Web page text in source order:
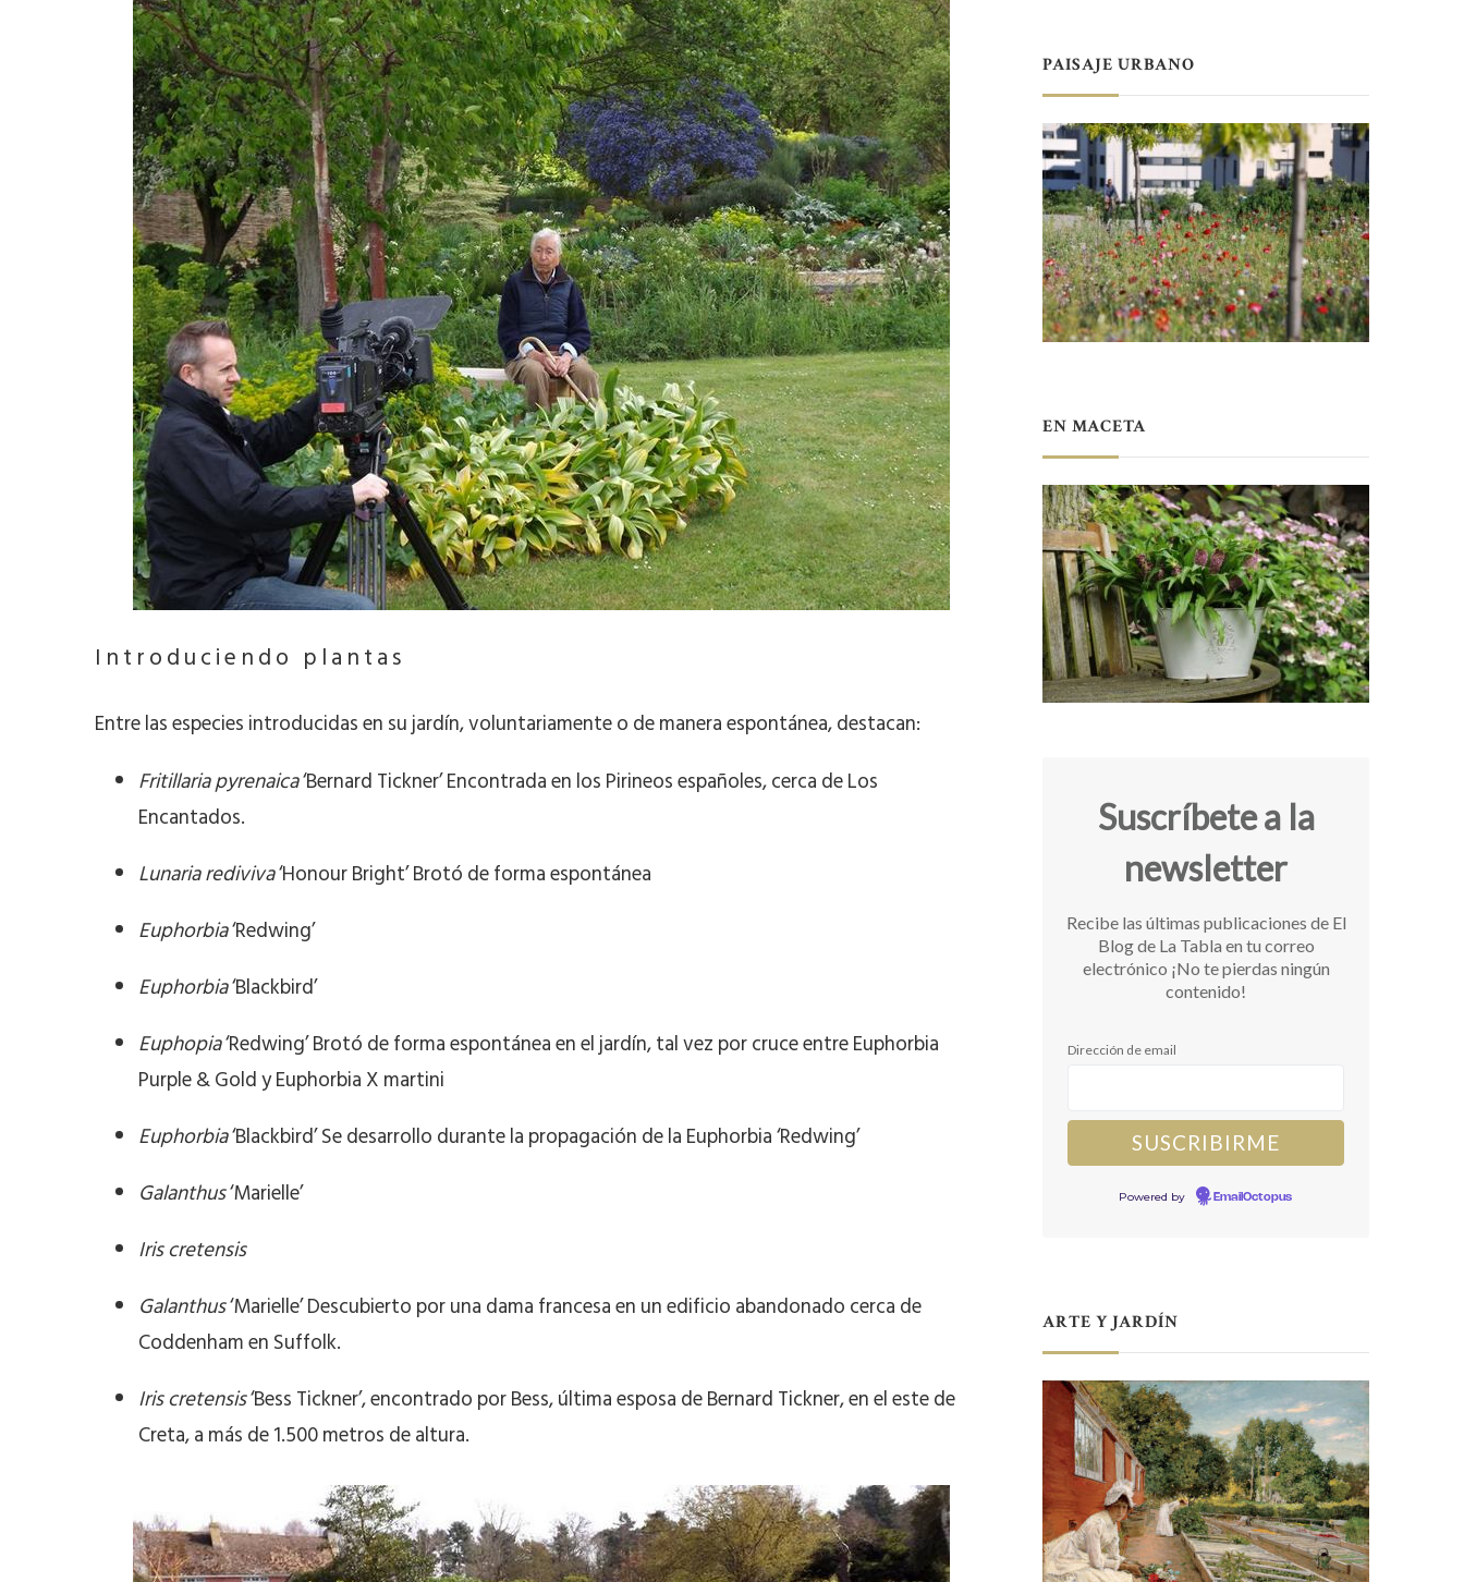
Introduciendo plantas
Entre las especies introducidas en su jardín, voluntariamente o de manera espontánea, destacan:
Fritillaria pyrenaica‘Bernard Tickner’ Encontrada en los Pirineos españoles, cerca de Los
Encantados.
Lunaria rediviva‘Honour Bright’ Brotó de forma espontánea
Euphorbia‘Redwing’
Euphorbia‘Blackbird’
Euphopia‘Redwing’ Brotó de forma espontánea en el jardín, tal vez por cruce entre Euphorbia
Purple & Gold y Euphorbia X martini
Euphorbia‘Blackbird’ Se desarrollo durante la propagación de la Euphorbia ‘Redwing’
Galanthus‘Marielle’
Iris cretensis
Galanthus‘Marielle’ Descubierto por una dama francesa en un edificio abandonado cerca de
Coddenham en Suffolk.
Iris cretensis‘Bess Tickner’, encontrado por Bess, última esposa de Bernard Tickner, en el este de
Creta, a más de 1.500 metros de altura.
PAISAJE URBANO
EN MACETA
Suscríbete a la
newsletter
Recibe las últimas publicaciones de El
Blog de La Tabla en tu correo
electrónico ¡No te pierdas ningún
contenido!
Dirección de email
Powered by EmailOctopus
ARTE Y JARDÍN